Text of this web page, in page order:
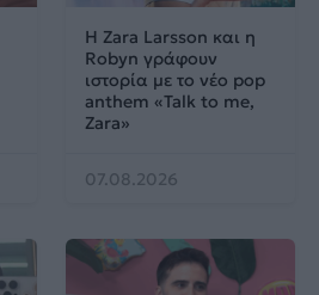
Η Zara Larsson και η
Robyn γράφουν
ιστορία με το νέο pop
anthem «Talk to me,
Zara»
07.08.2026